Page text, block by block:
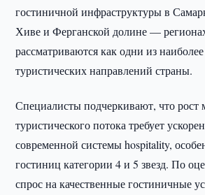
гостиничной инфраструктуры в
Хиве и Ферганской долине —
рассматриваются как одни из
туристических направлений страны.
Специалисты подчеркивают, что рост
туристического потока требует
современной системы hospitality,
гостиниц категории 4 и 5 звезд. По
спрос на качественные гостиничные